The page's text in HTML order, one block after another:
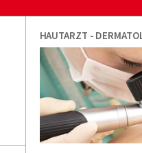
HAUTARZT -